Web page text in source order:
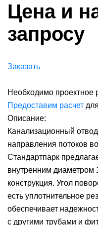
Цена и
запросу
Заказать
Необходимо проектное
Предоставим расчет
Описание:
Канализационный
направления потоков
Стандартпарк
внутренним диаметром
конструкция. Угол
есть уплотнительное
обеспечивает
с другими трубами и